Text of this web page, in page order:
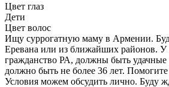
Цвет глаз
Дети
Цвет волос
Ищу суррогатную маму в Армении.
Еревана или из ближайших районов. У
гражданство РА, должны быть
должно быть не более 36 лет.
Условия можем обсудить лично. Буду